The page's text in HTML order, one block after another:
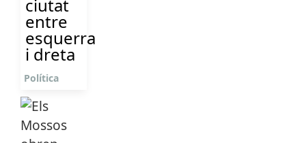
ciutat
entre
esquerra
i dreta
Política